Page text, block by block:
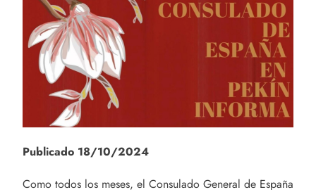
Publicado 18/10/2024
Como todos los meses, el Consulado General de España